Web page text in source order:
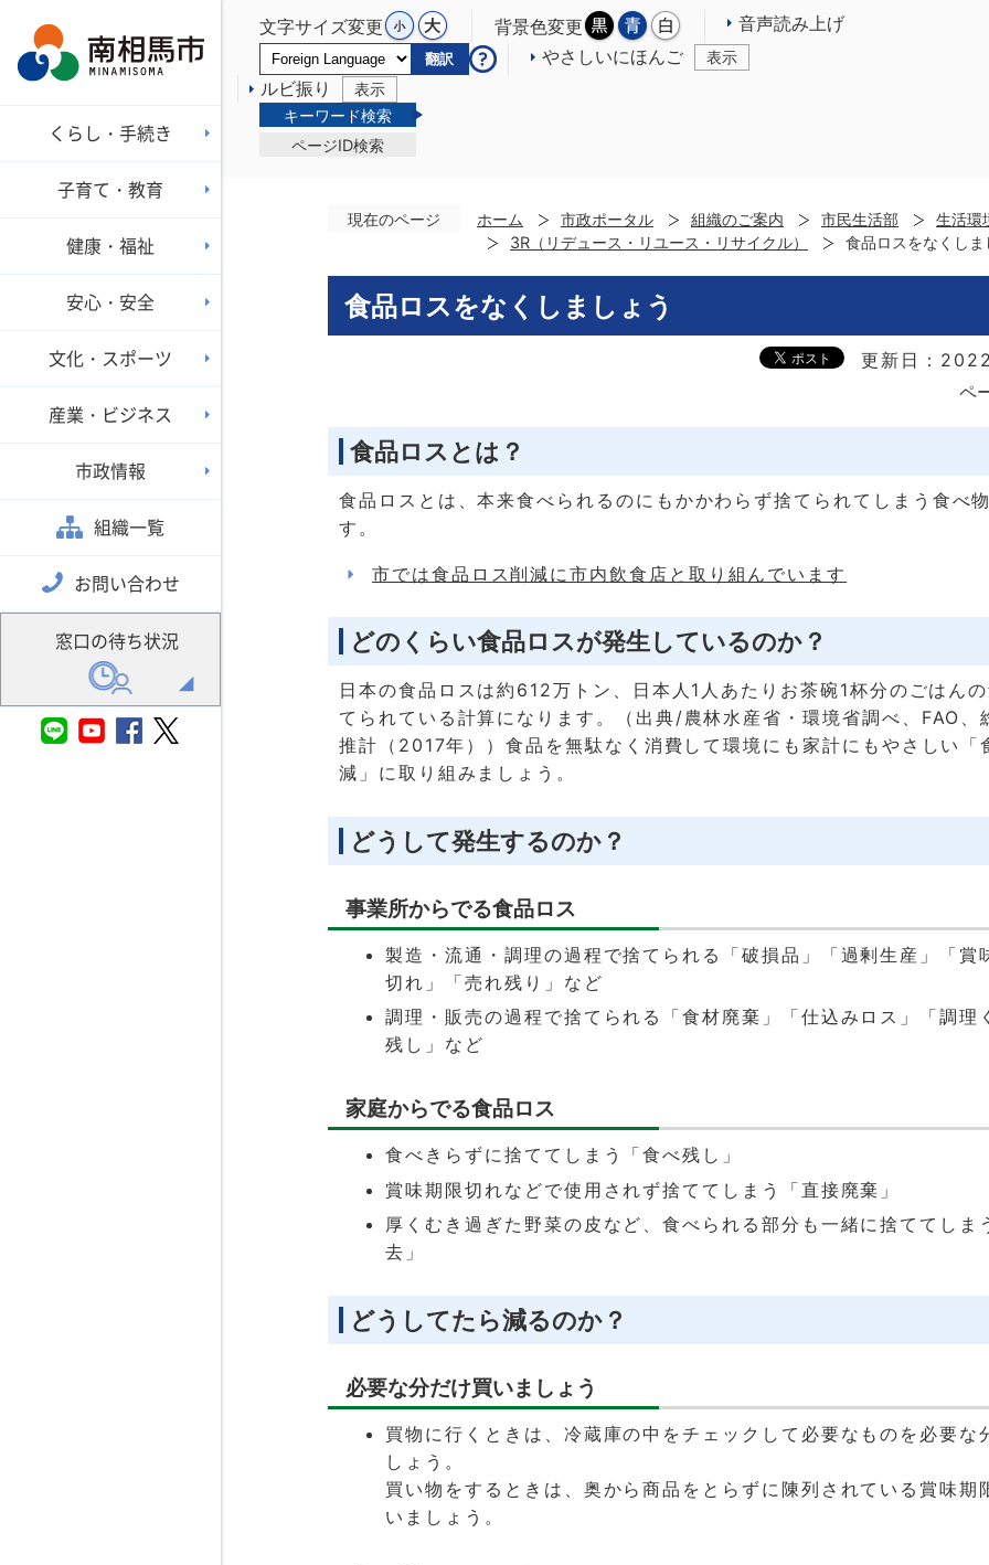
文字サイズ変更 背景色変更 音声読み上げ
翻訳 やさしいにほんご 表示
ルビ振り
表示
キーワード検索
ページID検索
くらし・手続き
子育て・教育
健康・福祉
安心・安全
文化・スポーツ
産業・ビジネス
市政情報
組織一覧
お問い合わせ
窓口の待ち状況
現在のページ ホーム 市政ポータル 組織のご案内 市民生活部
生活環
3R（リデュース・リユース・リサイクル）
食品ロスをなくしま
食品ロスをなくしましょう
更新日：
ペ
食品ロスとは？
食品ロスとは、本来食べられるのにもかかわらず捨てられてしまう食べ
す。
市では食品ロス削減に市内飲食店と取り組んでいます
どのくらい食品ロスが発生しているのか？
日本の食品ロスは約612万トン、日本人1人あたりお茶碗1杯分のごはん
てられている計算になります。（出典/農林水産省・環境省調べ、FAO、
推計（2017年））食品を無駄なく消費して環境にも家計にもやさしい「
減」に取り組みましょう。
どうして発生するのか？
事業所からでる食品ロス
製造・流通・調理の過程で捨てられる「破損品」「過剰生産」「賞
切れ」「売れ残り」など
調理・販売の過程で捨てられる「食材廃棄」「仕込みロス」「調理
残し」など
家庭からでる食品ロス
食べきらずに捨ててしまう「食べ残し」
賞味期限切れなどで使用されず捨ててしまう「直接廃棄」
厚くむき過ぎた野菜の皮など、食べられる部分も一緒に捨ててしま
去」
どうしてたら減るのか？
必要な分だけ買いましょう
買物に行くときは、冷蔵庫の中をチェックして必要なものを必要な
しょう。
買い物をするときは、奥から商品をとらずに陳列されている賞味期
いましょう。